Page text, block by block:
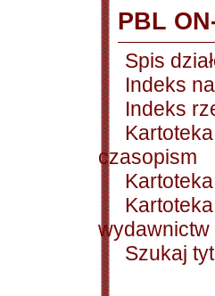
PBL
Spis
Indeks
Indeks
Kartoteka
czasopism
Kartoteka
wydawnictw
Szukaj